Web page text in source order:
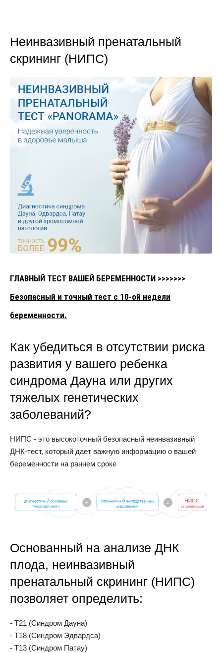
Неинвазивный пренатальный
скрининг (НИПС)
ГЛАВНЫЙ ТЕСТ ВАШЕЙ БЕРЕМЕННОСТИ >>>>>>>
Безопасный и точный тест с 10-ой недели
беременности.
Как убедиться в отсутствии риска
развития у вашего ребенка
синдрома Дауна или других
тяжелых генетических
заболеваний?
НИПС - это высокоточный безопасный неинвазивный
ДНК-тест, который дает важную информацию о вашей
беременности на раннем сроке
Основанный на анализе ДНК
плода, неинвазивный
пренатальный скрининг (НИПС)
позволяет определить:
- T21 (Синдром Дауна)
- T18 (Синдром Эдвардса)
- T13 (Синдром Патау)